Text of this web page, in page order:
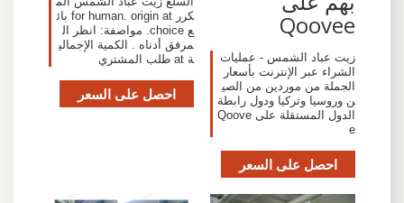
Qoovee
زيت عباد الشمس - عمليات
الشراء عبر الإنترنت بأسعار
الجملة من موردين من الصي
ن وروسيا وتركيا ودول رابطة
الدول المستقلة على Qoove
e
احصل على السعر
كرر for human. origin at بائ
ع choice. مواصفة: انظر ال
مرفق أدناه . الكمية الإجمالي
ة at طلب المشتري
احصل على السعر